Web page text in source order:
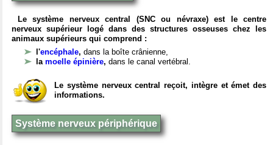
Le système nerveux central (SNC ou névraxe) est le centre
nerveux supérieur logé dans des structures osseuses chez les
animaux supérieurs qui comprend :
l'encéphale, dans la boîte crânienne,
la moelle épinière, dans le canal vertébral.
Le système nerveux central reçoit, intègre et émet des
informations.
Système nerveux périphérique